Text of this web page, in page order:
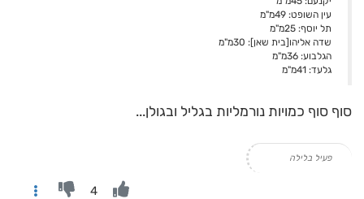
עין השופט: 49מ"מ
תל יוסף: 25מ"מ
שדה אליהו[בית שאן]: 30מ"מ
הגלבוע: 36מ"מ
גלעד: 41מ"מ
סוף סוף כמויות נורמליות בגליל ובגולן...
פעיל בלילה
4